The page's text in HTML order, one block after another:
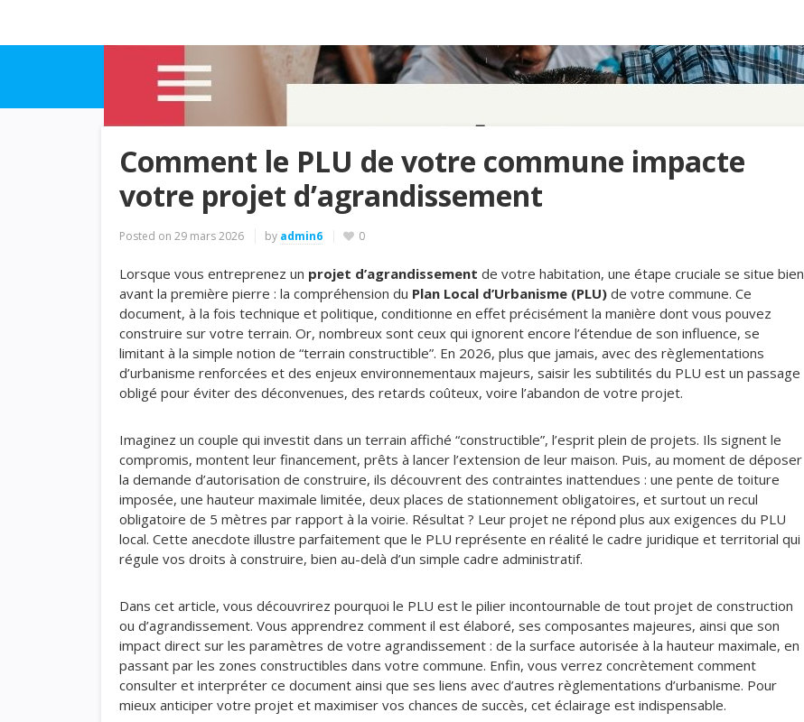
Comment le PLU de votre commune impacte
votre projet d’agrandissement
Posted on 29 mars 2026 by admin6 0
Lorsque vous entreprenez un projet d’agrandissement de votre habitation, une étape cruciale se situe bien
avant la première pierre : la compréhension du Plan Local d’Urbanisme (PLU) de votre commune. Ce
document, à la fois technique et politique, conditionne en effet précisément la manière dont vous pouvez
construire sur votre terrain. Or, nombreux sont ceux qui ignorent encore l’étendue de son influence, se
limitant à la simple notion de “terrain constructible”. En 2026, plus que jamais, avec des règlementations
d’urbanisme renforcées et des enjeux environnementaux majeurs, saisir les subtilités du PLU est un passage
obligé pour éviter des déconvenues, des retards coûteux, voire l’abandon de votre projet.
Imaginez un couple qui investit dans un terrain affiché “constructible”, l’esprit plein de projets. Ils signent le
compromis, montent leur financement, prêts à lancer l’extension de leur maison. Puis, au moment de déposer
la demande d’autorisation de construire, ils découvrent des contraintes inattendues : une pente de toiture
imposée, une hauteur maximale limitée, deux places de stationnement obligatoires, et surtout un recul
obligatoire de 5 mètres par rapport à la voirie. Résultat ? Leur projet ne répond plus aux exigences du PLU
local. Cette anecdote illustre parfaitement que le PLU représente en réalité le cadre juridique et territorial qui
régule vos droits à construire, bien au-delà d’un simple cadre administratif.
Dans cet article, vous découvrirez pourquoi le PLU est le pilier incontournable de tout projet de construction
ou d’agrandissement. Vous apprendrez comment il est élaboré, ses composantes majeures, ainsi que son
impact direct sur les paramètres de votre agrandissement : de la surface autorisée à la hauteur maximale, en
passant par les zones constructibles dans votre commune. Enfin, vous verrez concrètement comment
consulter et interpréter ce document ainsi que ses liens avec d’autres règlementations d’urbanisme. Pour
mieux anticiper votre projet et maximiser vos chances de succès, cet éclairage est indispensable.